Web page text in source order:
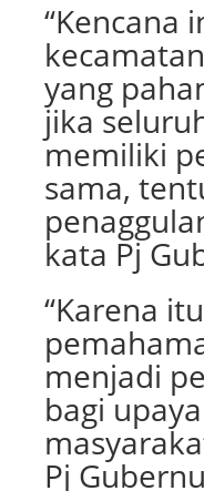
“Kencana
yang
jika
memiliki
sama,
kata Pj
“Karena
menjadi
bagi
Pj